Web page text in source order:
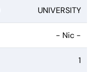
UNIVERSITY
- Nic -
1